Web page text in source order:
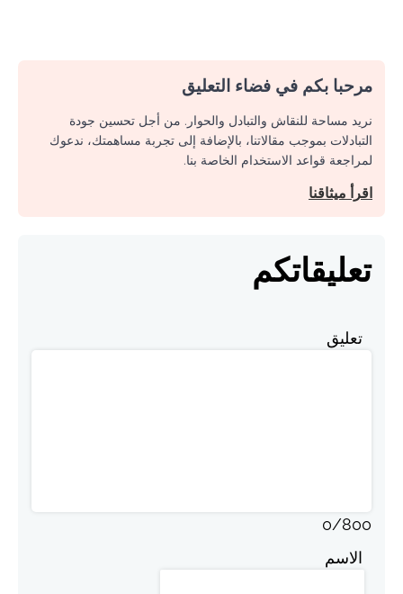
مرحبا بكم في فضاء التعليق
نريد مساحة للنقاش والتبادل والحوار. من أجل تحسين جودة
التبادلات بموجب مقالاتنا، بالإضافة إلى تجربة مساهمتك، ندعوك
لمراجعة قواعد الاستخدام الخاصة بنا.
اقرأ ميثاقنا
تعليقاتكم
تعليق
0/800
الاسم